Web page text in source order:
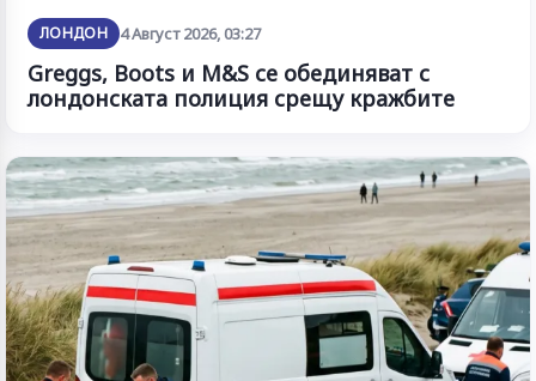
ЛОНДОН 4 Август 2026, 03:27
Greggs, Boots и M&S се обединяват с
лондонската полиция срещу кражбите